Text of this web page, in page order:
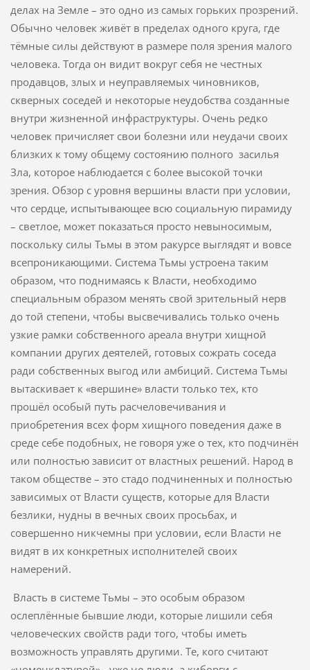
делах на Земле – это одно из самых горьких прозрений.
Обычно человек живёт в пределах одного круга, где
тёмные силы действуют в размере поля зрения малого
человека. Тогда он видит вокруг себя не честных
продавцов, злых и неуправляемых чиновников,
скверных соседей и некоторые неудобства созданные
внутри жизненной инфраструктуры. Очень редко
человек причисляет свои болезни или неудачи своих
близких к тому общему состоянию полного засилья
Зла, которое наблюдается с более высокой точки
зрения. Обзор с уровня вершины власти при условии,
что сердце, испытывающее всю социальную пирамиду
– светлое, может показаться просто невыносимым,
поскольку силы Тьмы в этом ракурсе выглядят и вовсе
всепроникающими. Система Тьмы устроена таким
образом, что поднимаясь к Власти, необходимо
специальным образом менять свой зрительный нерв
до той степени, чтобы высвечивались только очень
узкие рамки собственного ареала внутри хищной
компании других деятелей, готовых сожрать соседа
ради собственных выгод или амбиций. Система Тьмы
вытаскивает к «вершине» власти только тех, кто
прошёл особый путь расчеловечивания и
приобретения всех форм хищного поведения даже в
среде себе подобных, не говоря уже о тех, кто подчинён
или полностью зависит от властных решений. Народ в
таком обществе – это стадо подчиненных и полностью
зависимых от Власти существ, которые для Власти
безлики, нудны в вечных своих просьбах, и
совершенно никчемны при условии, если Власти не
видят в их конкретных исполнителей своих
намерений.
Власть в системе Тьмы – это особым образом
ослеплённые бывшие люди, которые лишили себя
человеческих свойств ради того, чтобы иметь
возможность управлять другими. Те, кого считают